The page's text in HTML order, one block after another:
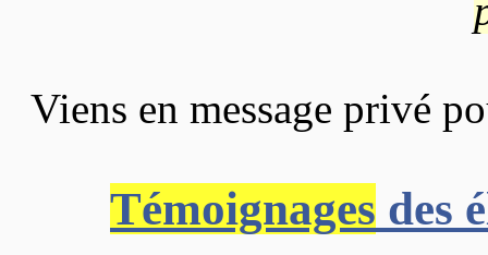
Viens en message privé
Témoignages des